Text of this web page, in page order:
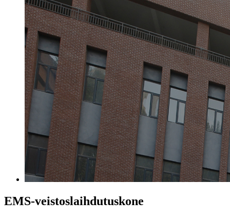
EMS-veistoslaihdutuskone